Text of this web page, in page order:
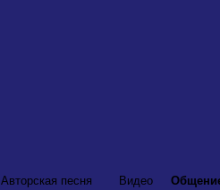
Авторская песня Видео